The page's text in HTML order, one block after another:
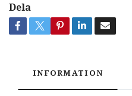
Dela
INFORMATION